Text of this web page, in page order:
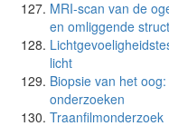
MRI-scan van de
en omliggende
licht
Biopsie van het
onderzoeken
Traanfilmonderzoek